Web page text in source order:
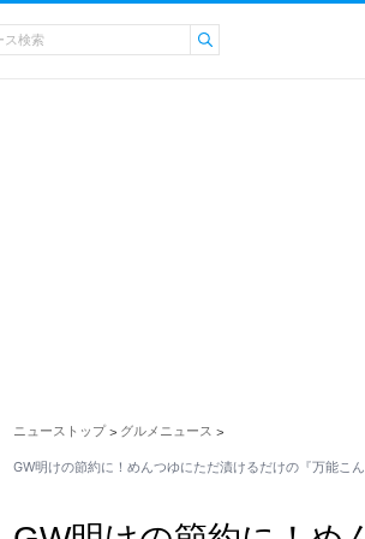
ニューストップ > グルメニュース >
GW明けの節約に！めんつゆにただ漬けるだけの『万能こ